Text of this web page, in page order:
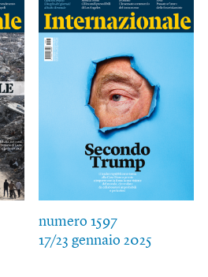
numero 1597
17/23 gennaio 2025